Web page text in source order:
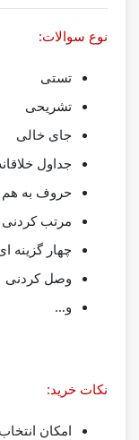
نوع سوالات:
تستی
تشریحی
جای خالی
جداول
حروف به هم
مرتب کردنی
چهار گزینه
وصل کردنی
و…
نکات خرید:
امکان